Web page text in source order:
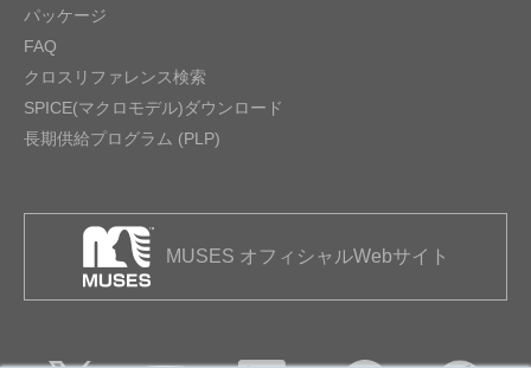
パッケージ
FAQ
クロスリファレンス検索
SPICE(マクロモデル)ダウンロード
長期供給プログラム (PLP)
MUSES オフィシャルWebサイト